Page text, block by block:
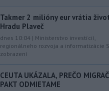
Takmer 2 milióny eur vrátia
Hradu Plaveč
dnes 10:04 | Ministerstvo investícií,
regionálneho rozvoja a informatizácie
zobrazení
CEUTA UKÁZALA, PREČO
PAKT ODMIETAME